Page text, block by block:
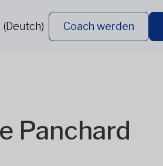
Coach werden
Panchard